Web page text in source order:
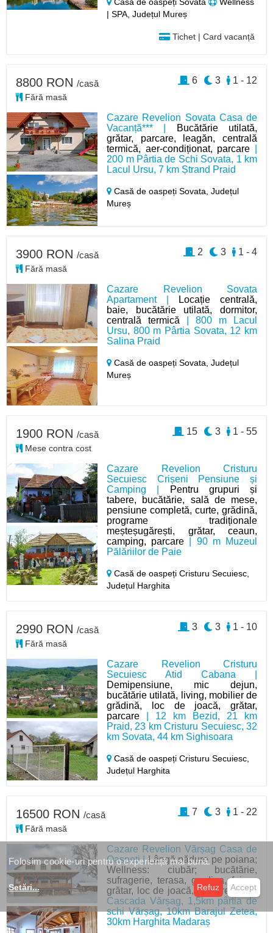
| SPA, Județul Mureș
Tichet | Card vacanță
Cazare Revelion Sovata Casa de
Vacanță*** |
Bucătărie utilată,
grătar, parcare, leagăn, centrală
termică, aer-condiționat, parcare
200 m Pârtia de Schi Sovata, 1 km
Lacul Ursu, 7 km Ștrand Praid
Casă de oaspeți Sovata,Județul
Mureș
8800 RON /casă
Fără masă
1 - 12
3
6
Cazare Revelion Sovata
Apartament |
Locație centrală,
baie, bucătărie utilată, dormitor,
centrală termică | 800 m Lacul
Ursu, 800 m Pârtia Sovata, 12 km
Salina Praid
Casă de oaspeți Sovata,Județul
Mureș
3900 RON /casă
Fără masă
1 - 4
3
2
Cazare Revelion Cristuru
Secuiesc Crișeni Pensiune și
Camping |
Pentru grupuri și
tabere, bucătărie, sală de mese,
pensiune completă, curte, grădină,
programe tradiționale
meșteșugărești, grătar, ceaun,
camping, parcare | 90 m Muzeul
Pălăriilor de Paie
Casă de oaspeți Cristuru Secuiesc,
Județul Harghita
1900 RON /casă
Mese contra cost
1 - 55
3
15
Cazare Revelion Cristuru
Secuiesc Atid Cabana |
Demipensiune, mic dejun,
bucătărie utilată, living, mobilier de
grădină, loc de joacă, grătar,
parcare | 12 km Bezid, 21 km
Praid, 23 km Cristuru Secuiesc, 32
km Sovata, 44 km Sighisoara
Casă de oaspeți Cristuru Secuiesc,
Județul Harghita
2990 RON /casă
Fără masă
1 - 10
3
3
Cazare Revelion Vărșag Casa de
Oaspeți |Lângă pădure pe poiana;
Wellness: ciubăr; bucătărie,
sufragerie, terasa, gradina, foisor,
grătar, loc de joacă, parcare | 1km
Cascada Vărșag, 1,5km pârtia de
schi Vărșag, 10km Barajul Zetea,
30km Harghita Madaraș
16500 RON /casă
Fără masă
1 - 22
3
7
Folosim cookie-uri pentru o experiență mai bună.
Setări... Refuz Accept